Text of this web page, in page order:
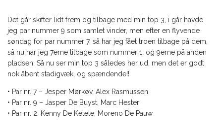
Det går skifter lidt frem og tilbage med min top 3, i går havde
jeg par nummer 9 som samlet vinder, men efter en flyvende
søndag for par nummer 7, så har jeg fået troen tilbage på dem,
så nu har jeg 7erne tilbage som nummer 1, og 9erne på anden
pladsen. Så nu ser min top 3 således her ud, men det er godt
nok åbent stadigvæk, og spændende!!
• Par nr. 7 – Jesper Mørkøv, Alex Rasmussen
• Par nr. 9 – Jasper De Buyst, Marc Hester
• Par nr. 2. Kenny De Ketele, Moreno De Pauw